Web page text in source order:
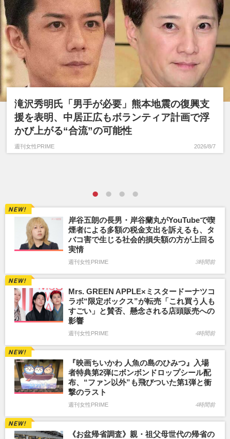
滝沢秀明氏「男手が必要」熊本地震の復興支
援を表明、中居正広もボランティア計画で浮
かび上がる“合流”の可能性
週刊女性PRIME 2026/8/7
岸谷五朗の長男・岸谷蘭丸がYouTubeで喫
煙者による多額の税金支出を訴えるも、タ
バコ害で生じる社会的損失額の方が上回る
実情
週刊女性PRIME 3時間前
Mrs. GREEN APPLE×ミスタードーナツコ
ラボ“限定ボックス”が転売「これ買う人も
すごい」と賛否、懸念される店頭販売への
影響
週刊女性PRIME 4時間前
『映画ちいかわ 人魚の島のひみつ』入場
者特典第2弾にボンボンドロップシール配
布、“ファン以外”も飛びついた第1弾と衝
撃のラスト
週刊女性PRIME 4時間前
《お盆帰省調査》親・祖父母世代の帰省の